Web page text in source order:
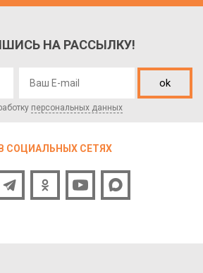
НА РАССЫЛКУ!
ok
персональных данных
СОЦИАЛЬНЫХ СЕТЯХ